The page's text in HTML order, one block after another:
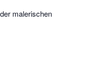
malerischen